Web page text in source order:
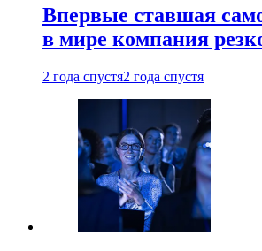
Впервые ставшая
в мире компания
2 года спустя2 года спустя